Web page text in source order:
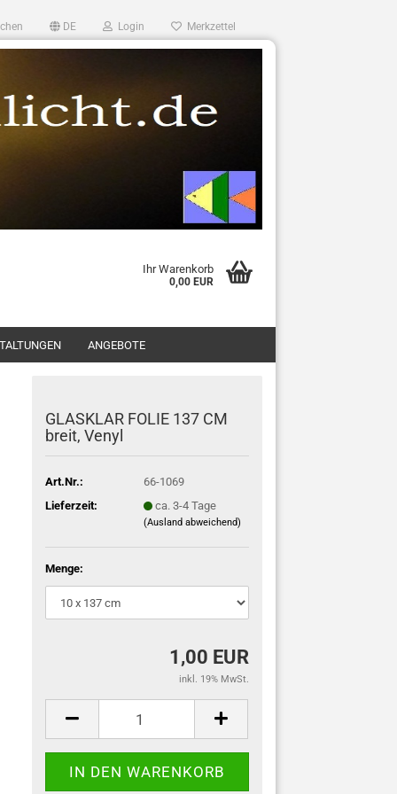
DE Login Merkzettel
Ihr Warenkorb
0,00 EUR
ANGEBOTE
GLASKLAR FOLIE 137 CM
breit, Venyl
Art.Nr.:
66-1069
Lieferzeit:
ca. 3-4 Tage
(Ausland abweichend)
Menge:
1,00 EUR
inkl. 19% MwSt.